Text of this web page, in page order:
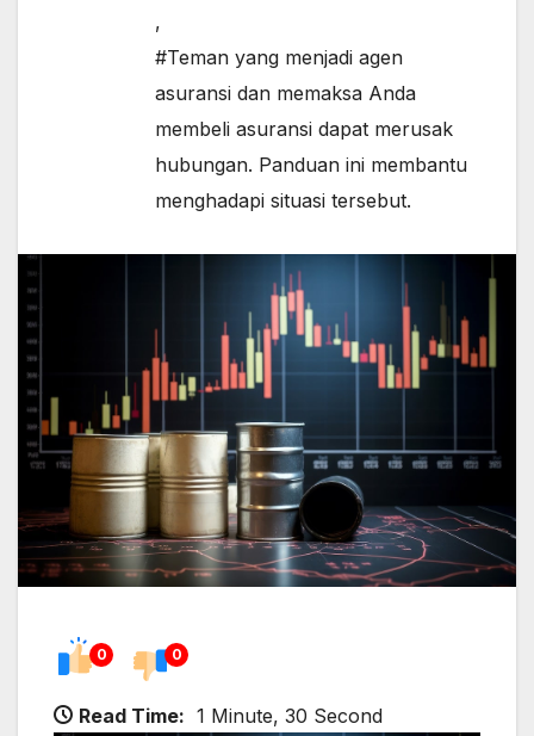
,
#Teman yang menjadi agen
asuransi dan memaksa Anda
membeli asuransi dapat merusak
hubungan. Panduan ini membantu
menghadapi situasi tersebut.
0 0
Read Time: 1 Minute, 30 Second